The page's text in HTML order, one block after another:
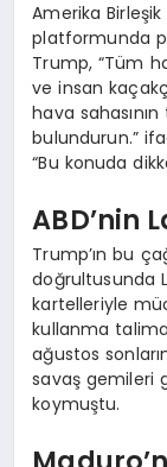
Amerika
platformunda
Trump, “Tüm
ve insan
hava
bulundurun.”
“Bu konuda
ABD’nin
Trump’ın bu
doğrultusunda
kartelleriyle
kullanma
ağustos
savaş gemileri
koymuştu.